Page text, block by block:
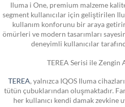
Iluma i One, premium malzeme
segment kullanıcılar için geliştirilen
kullanım konforunu bir araya
ömürleri ve modern tasarımları
deneyimli kullanıcılar
TEREA Serisi ile Zengin
TEREA, yalnızca IQOS Iluma
tütün çubuklarından oluşmaktadır.
her kullanıcı kendi damak